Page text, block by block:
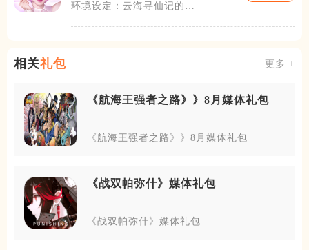
环境设定：云海寻仙记的世
相关礼包 更多 +
《航海王强者之路》》8月媒体礼包
《航海王强者之路》》8月媒体礼包
《战双帕弥什》媒体礼包
《战双帕弥什》媒体礼包